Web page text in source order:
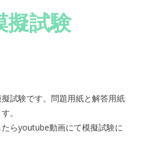
擬試験
試験です。問題用紙と解答用紙
。
らyoutube動画にて模擬試験に